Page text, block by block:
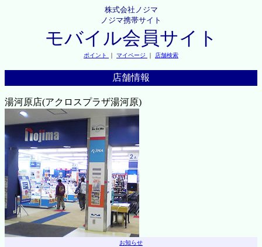
株式会社ノジマ
ノジマ携帯サイト
モバイル会員サイト
ポイント ｜ マイページ ｜ 店舗検索
店舗情報
湯河原店(アクロスプラザ湯河原)
お知らせ